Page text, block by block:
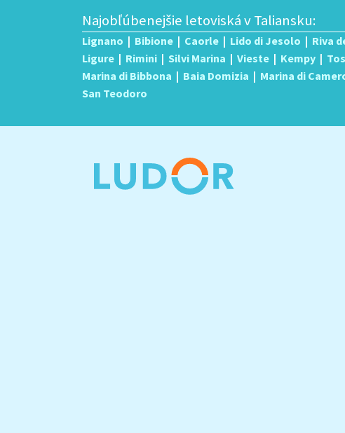
Najobľúbenejšie letoviská v Taliansku:
Lignano | Bibione | Caorle | Lido di Jesolo | Riva
Ligure | Rimini | Silvi Marina | Vieste | Kempy |
Marina di Bibbona | Baia Domizia | Marina di
San Teodoro